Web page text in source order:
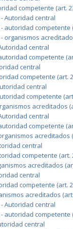
competente (art.
Autoridad central
autoridad competente
organismos
central
competente
central
competente (art.
central
competente
acreditados
central
competente
acreditados
central
competente (art.
acreditados
central
competente (art.
acreditados
Autoridad central
autoridad competente
central